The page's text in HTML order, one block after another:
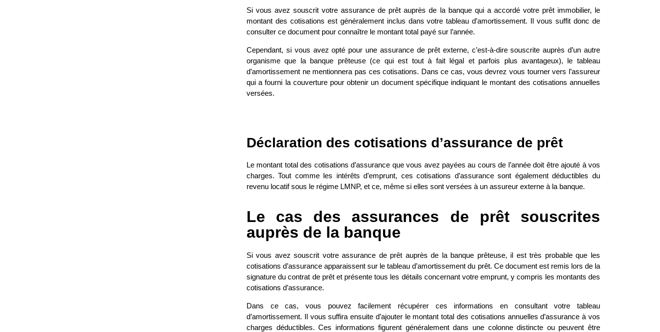
Si vous avez souscrit votre assurance de prêt auprès de la banque qui a accordé votre prêt immobilier, le
montant des cotisations est généralement inclus dans votre tableau d’amortissement. Il vous suffit donc de
consulter ce document pour connaître le montant total payé sur l’année.
Cependant, si vous avez opté pour une assurance de prêt externe, c’est-à-dire souscrite auprès d’un autre
organisme que la banque prêteuse (ce qui est tout à fait légal et parfois plus avantageux), le tableau
d’amortissement ne mentionnera pas ces cotisations. Dans ce cas, vous devrez vous tourner vers l’assureur
qui a fourni la couverture pour obtenir un document spécifique indiquant le montant des cotisations annuelles
versées.
Déclaration des cotisations d’assurance de prêt
Le montant total des cotisations d’assurance que vous avez payées au cours de l’année doit être ajouté à vos
charges. Tout comme les intérêts d’emprunt, ces cotisations d’assurance sont également déductibles du
revenu locatif sous le régime LMNP, et ce, même si elles sont versées à un assureur externe à la banque.
Le cas des assurances de prêt souscrites
auprès de la banque
Si vous avez souscrit votre assurance de prêt auprès de la banque prêteuse, il est très probable que les
cotisations d’assurance apparaissent sur letableau d’amortissement du prêt. Ce document est remis lors de la
signature du contrat de prêt et présente tous les détails concernant votre emprunt, y compris les montants des
cotisations d’assurance.
Dans ce cas, vous pouvez facilement récupérer ces informations en consultant votre tableau
d’amortissement. Il vous suffira ensuite d’ajouter le montant total des cotisations annuelles d’assurance à vos
charges déductibles. Ces informations figurent généralement dans une colonne distincte ou peuvent être